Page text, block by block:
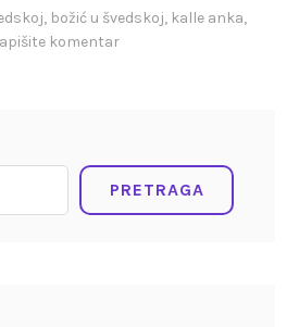
, božić u švedskoj, kalle anka,
komentar
PRETRAGA